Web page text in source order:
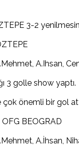
3-2
A.Ihsan,
3 golle show yaptı.
önemli bir gol
BEOGRAD
A.İhsan,